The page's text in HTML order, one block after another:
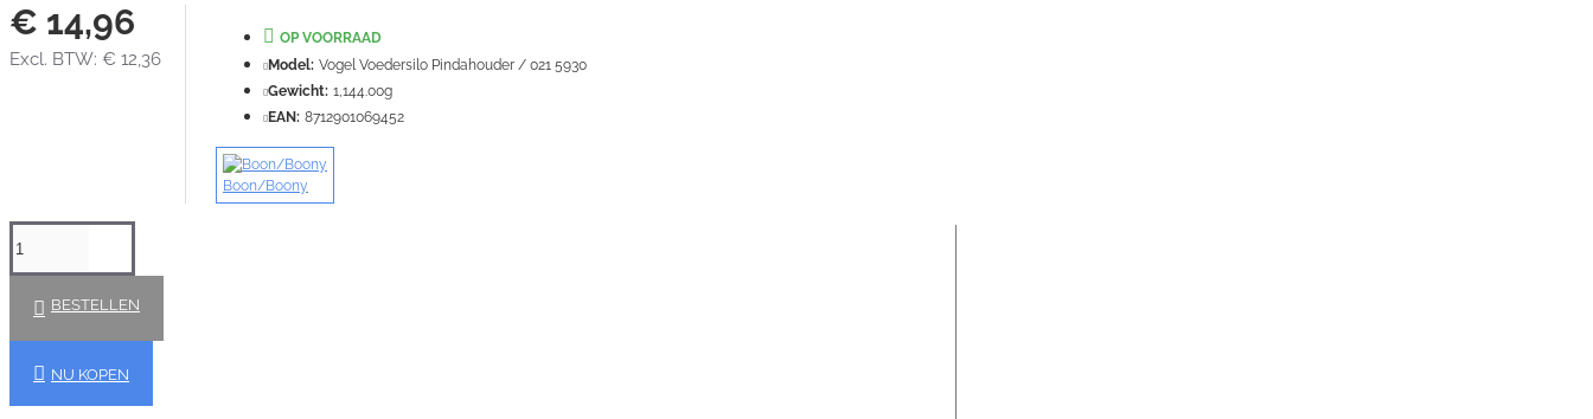
€ 14,96
Excl. BTW: € 12,36
OP VOORRAAD
Model: Vogel Voedersilo Pindahouder / 021 5930
Gewicht: 1,144.00g
EAN: 8712901069452
Boon/Boony
BESTELLEN
NU KOPEN